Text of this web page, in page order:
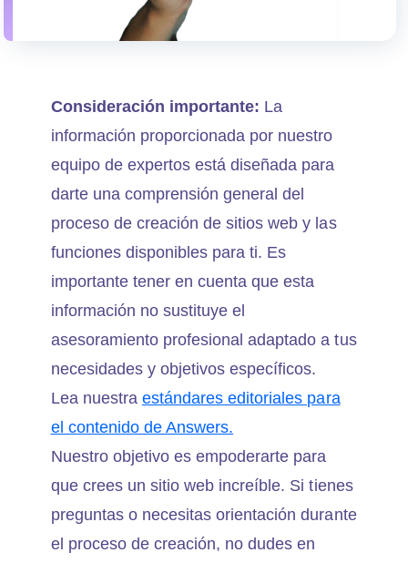
Consideración importante: La
información proporcionada por nuestro
equipo de expertos está diseñada para
darte una comprensión general del
proceso de creación de sitios web y las
funciones disponibles para ti. Es
importante tener en cuenta que esta
información no sustituye el
asesoramiento profesional adaptado a tus
necesidades y objetivos específicos.
Lea nuestra estándares editoriales para
el contenido de Answers.
Nuestro objetivo es empoderarte para
que crees un sitio web increíble. Si tienes
preguntas o necesitas orientación durante
el proceso de creación, no dudes en